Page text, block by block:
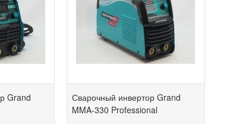
Grand
Сварочный инвертор Grand
MMA-330 Professional